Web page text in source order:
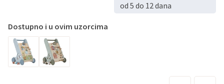
od 5 do 12 dana
Dostupno i u ovim uzorcima